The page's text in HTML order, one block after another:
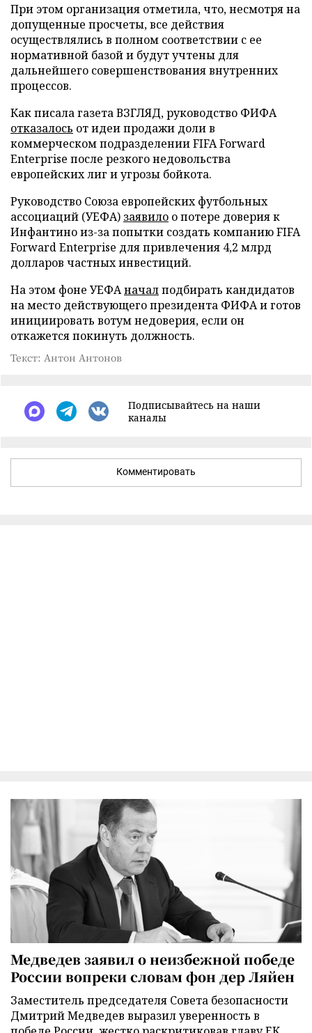
При этом организация отметила, что, несмотря на
допущенные просчеты, все действия
осуществлялись в полном соответствии с ее
нормативной базой и будут учтены для
дальнейшего совершенствования внутренних
процессов.
Как писала газета ВЗГЛЯД, руководство ФИФА
отказалось от идеи продажи доли в
коммерческом подразделении FIFA Forward
Enterprise после резкого недовольства
европейских лиг и угрозы бойкота.
Руководство Союза европейских футбольных
ассоциаций (УЕФА) заявило о потере доверия к
Инфантино из-за попытки создать компанию FIFA
Forward Enterprise для привлечения 4,2 млрд
долларов частных инвестиций.
На этом фоне УЕФАначалподбирать кандидатов
на место действующего президента ФИФА и готов
инициировать вотум недоверия, если он
откажется покинуть должность.
Текст: Антон Антонов
Подписывайтесь на наши
каналы
Комментировать
Медведев заявил о неизбежной победе
России вопреки словам фон дер Ляйен
Заместитель председателя Совета безопасности
Дмитрий Медведев выразил уверенность в